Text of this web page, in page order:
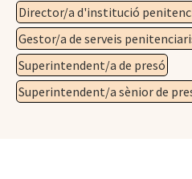
Director/a d'institució
Gestor/a de serveis
Superintendent/a de presó
Superintendent/a sènior de